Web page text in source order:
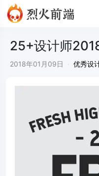
25+设计师
2018年01月09日 · 优秀设